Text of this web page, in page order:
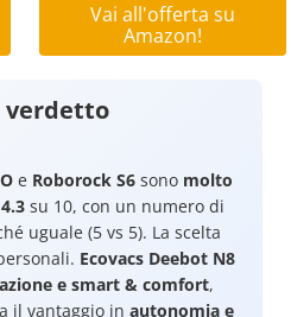
Vai all'offerta su
Amazon!
verdetto
e Roborock S6sono molto
4.3su 10, con un numero di
uguale (5 vs 5). La scelta
Ecovacs Deebot N8
e smart & comfort,
il vantaggio in autonomia e